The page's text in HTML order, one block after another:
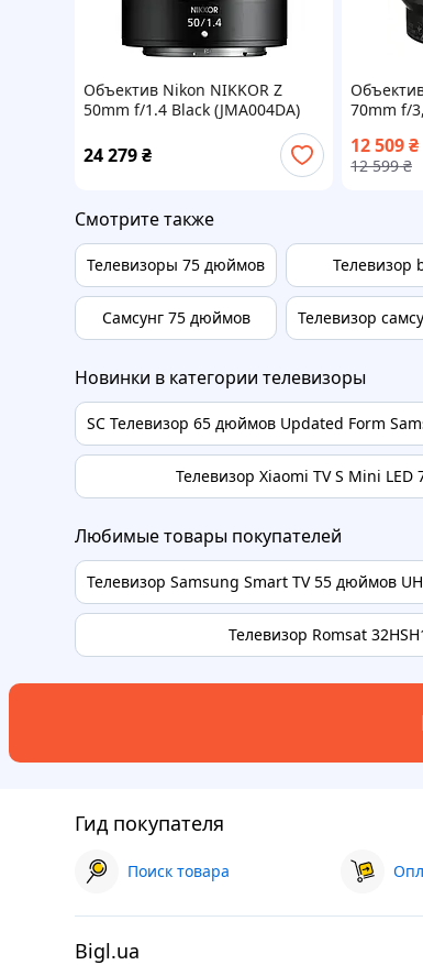
Объектив Nikon NIKKOR Z
50mm f/1.4 Black (JMA004DA)
24 279₴
70mm f/
12 509₴
12 599 ₴
Смотрите также
Телевизоры 75 дюймов
Самсунг 75 дюймов
Телевизор
Телевизор
Новинки в категории телевизоры
SC Телевизор 65 дюймов Updated Form
Телевизор Xiaomi TV S Mini LED
Любимые товары покупателей
Телевизор Samsung Smart TV 55 дюймов
Телевизор Romsat
Гид покупателя
Поиск товара
Bigl.ua